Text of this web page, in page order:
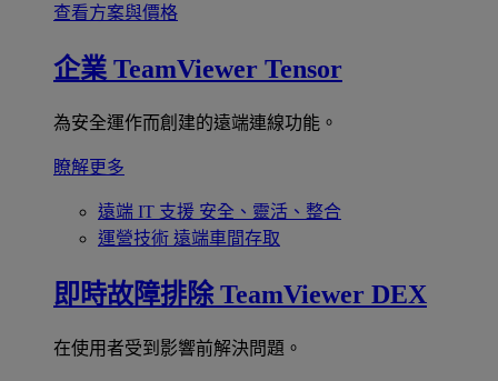
查看方案與價格
企業 TeamViewer Tensor
為安全運作而創建的遠端連線功能。
瞭解更多
遠端 IT 支援 安全、靈活、整合
運營技術 遠端車間存取
即時故障排除 TeamViewer DEX
在使用者受到影響前解決問題。